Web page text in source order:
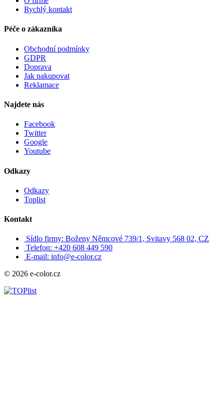
Rychlý kontakt
Péče o zákazníka
Obchodní podmínky
GDPR
Doprava
Jak nakupovat
Reklamace
Najdete nás
Facebook
Twitter
Google
Youtube
Odkazy
Odkazy
Toplist
Kontakt
Sídlo firmy: Boženy Němcové 739/1, Svitavy 568 02, CZ
Telefon: +420 608 449 590
E-mail: info@e-color.cz
© 2026 e-color.cz